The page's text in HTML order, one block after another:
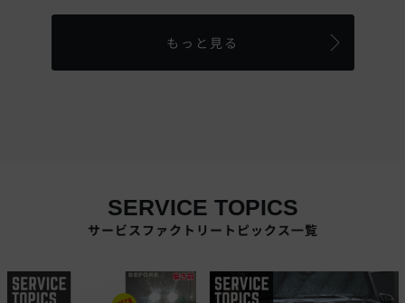
もっと見る
SERVICE TOPICS
サービスファクトリートピックス一覧